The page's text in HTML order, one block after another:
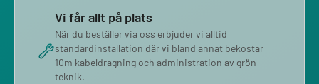
Vi får allt på plats
När du beställer via oss erbjuder vi alltid
standardinstallation där vi bland annat bekostar
10m kabeldragning och administration av grön
teknik.